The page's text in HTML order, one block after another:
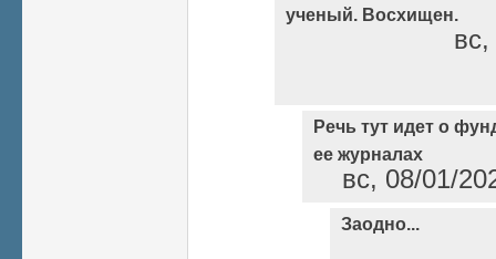
ученый. Восхищен.
Речь тут идет о
ее журналах
вс, 08/01/
Заодно...